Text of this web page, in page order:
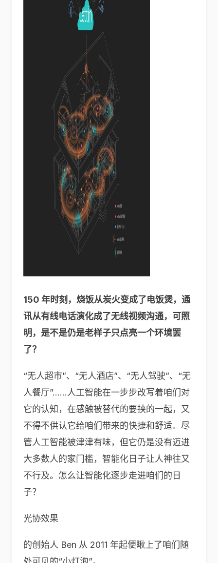
150 年时刻，烧饭从炭火变成了电饭煲，通
讯从有线电话演化成了无线视频沟通，可照
明，是不是仍是老样子只点亮一个环境罢
了？
“无人超市”、“无人酒店”、“无人驾驶”、“无
人餐厅”……人工智能在一步步改写着咱们对
它的认知，在感触被替代的要挟的一起，又
不得不供认它给咱们带来的快捷和舒适。尽
管人工智能被津津有味，但它仍是没有迈进
大多数人的家门槛，智能化日子让人神往又
不行及。怎么让智能化逐步走进咱们的日
子？
光协效果
的创始人 Ben 从 2011 年起便瞅上了咱们随